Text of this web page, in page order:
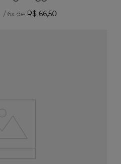
/6x de R$ 66,50